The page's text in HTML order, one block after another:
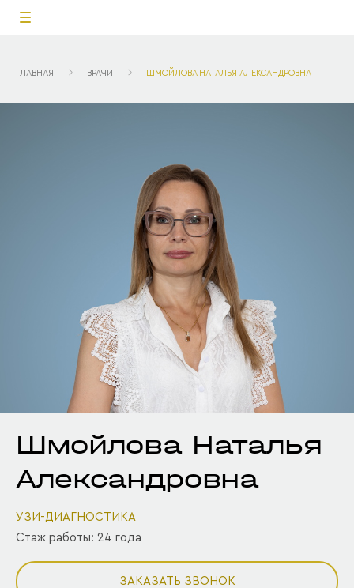
ГЛАВНАЯ ВРАЧИ ШМОЙЛОВА НАТАЛЬЯ АЛЕКСАНДРОВНА
Шмойлова Наталья
Александровна
УЗИ-ДИАГНОСТИКА
Стаж работы: 24 года
ЗАКАЗАТЬ ЗВОНОК